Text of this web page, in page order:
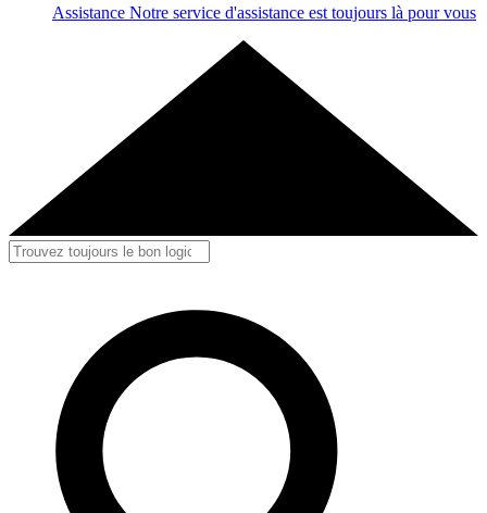
Assistance Notre service d'assistance est toujours là pour vous